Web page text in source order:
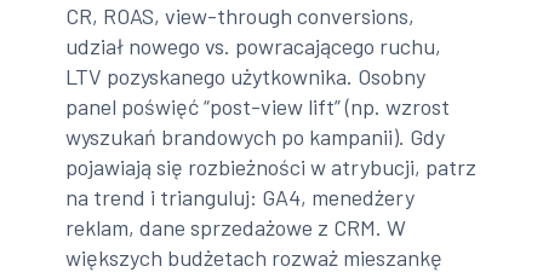
CR, ROAS, view-through conversions,
udział nowego vs. powracającego ruchu,
LTV pozyskanego użytkownika. Osobny
panel poświęć “post-view lift” (np. wzrost
wyszukań brandowych po kampanii). Gdy
pojawiają się rozbieżności w atrybucji, patrz
na trend i trianguluj: GA4, menedżery
reklam, dane sprzedażowe z CRM. W
większych budżetach rozważ mieszankę